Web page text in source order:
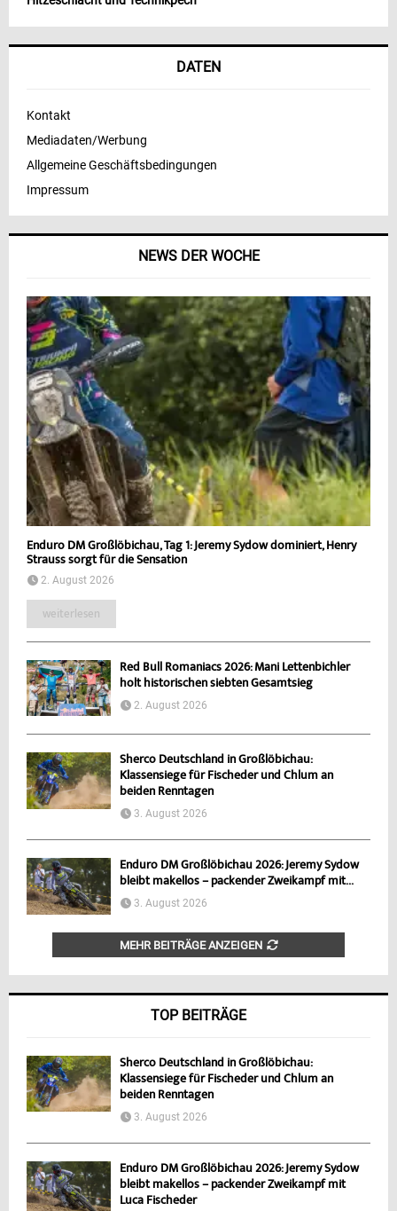
NEWS DER WOCHE
Enduro DM Großlöbichau, Tag 1: Jeremy Sydow dominiert, Henry
Strauss sorgt für die Sensation
2. August 2026
weiterlesen
Red Bull Romaniacs 2026: Mani Lettenbichler
holt historischen siebten Gesamtsieg
2. August 2026
Sherco Deutschland in Großlöbichau:
Klassensiege für Fischeder und Chlum an
beiden Renntagen
3. August 2026
Enduro DM Großlöbichau 2026: Jeremy Sydow
bleibt makellos – packender Zweikampf mit...
3. August 2026
MEHR BEITRÄGE ANZEIGEN
TOP BEITRÄGE
Sherco Deutschland in Großlöbichau:
Klassensiege für Fischeder und Chlum an
beiden Renntagen
3. August 2026
Enduro DM Großlöbichau 2026: Jeremy Sydow
bleibt makellos – packender Zweikampf mit
Luca Fischeder
DATEN
Kontakt
Mediadaten/Werbung
Allgemeine Geschäftsbedingungen
Impressum